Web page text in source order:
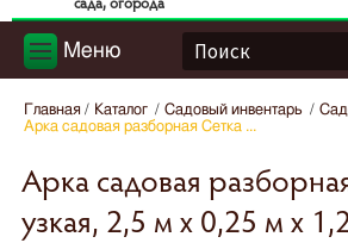
Меню
Главная Каталог Садовый инвентарь
Арка садовая разборная Сетка ...
Арка садовая
узкая, 2,5 м х 0,25 м х